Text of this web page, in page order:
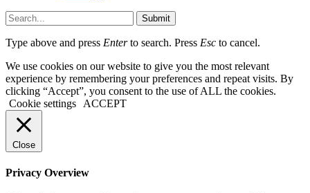
Submit
Type above and press Enterto search. Press Esc to cancel.
We use cookies on our website to give you the most relevant
experience by remembering your preferences and repeat visits. By
clicking “Accept”, you consent to the use of ALL the cookies.
Cookie settings
ACCEPT
Close
Privacy Overview